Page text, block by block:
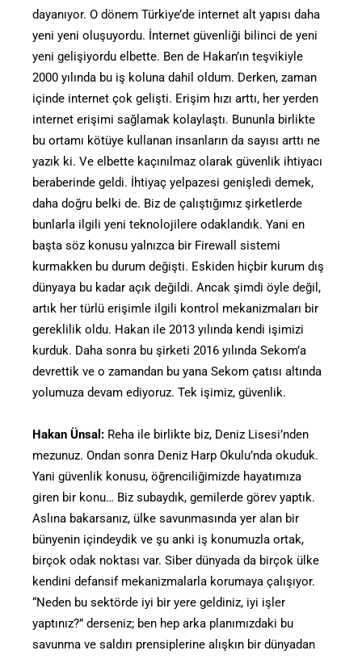
dayanıyor. O dönem Türkiye’de internet alt yapısı daha
yeni yeni oluşuyordu. İnternet güvenliği bilinci de yeni
yeni gelişiyordu elbette. Ben de Hakan’ın teşvikiyle
2000 yılında bu iş koluna dahil oldum. Derken, zaman
içinde internet çok gelişti. Erişim hızı arttı, her yerden
internet erişimi sağlamak kolaylaştı. Bununla birlikte
bu ortamı kötüye kullanan insanların da sayısı arttı ne
yazık ki. Ve elbette kaçınılmaz olarak güvenlik ihtiyacı
beraberinde geldi. İhtiyaç yelpazesi genişledi demek,
daha doğru belki de. Biz de çalıştığımız şirketlerde
bunlarla ilgili yeni teknolojilere odaklandık. Yani en
başta söz konusu yalnızca bir Firewall sistemi
kurmakken bu durum değişti. Eskiden hiçbir kurum dış
dünyaya bu kadar açık değildi. Ancak şimdi öyle değil,
artık her türlü erişimle ilgili kontrol mekanizmaları bir
gereklilik oldu. Hakan ile 2013 yılında kendi işimizi
kurduk. Daha sonra bu şirketi 2016 yılında Sekom’a
devrettik ve o zamandan bu yana Sekom çatısı altında
yolumuza devam ediyoruz. Tek işimiz, güvenlik.
Hakan Ünsal: Reha ile birlikte biz, Deniz Lisesi’nden
mezunuz. Ondan sonra Deniz Harp Okulu’nda okuduk.
Yani güvenlik konusu, öğrenciliğimizde hayatımıza
giren bir konu… Biz subaydık, gemilerde görev yaptık.
Aslına bakarsanız, ülke savunmasında yer alan bir
bünyenin içindeydik ve şu anki iş konumuzla ortak,
birçok odak noktası var. Siber dünyada da birçok ülke
kendini defansif mekanizmalarla korumaya çalışıyor.
“Neden bu sektörde iyi bir yere geldiniz, iyi işler
yaptınız?” derseniz; ben hep arka planımızdaki bu
savunma ve saldırı prensiplerine alışkın bir dünyadan